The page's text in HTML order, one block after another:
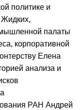
политике и
палаты
корпоративной
Елена
анализа и
РАН Андрей